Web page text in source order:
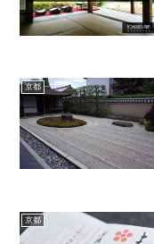
京都
京都